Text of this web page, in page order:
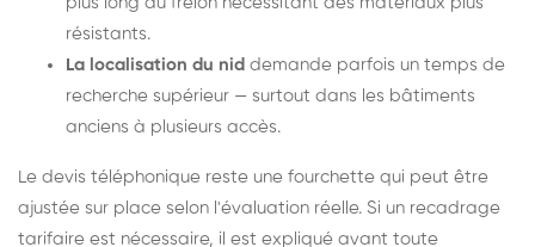
résistants.
La localisation du nid demande parfois un temps de
recherche supérieur — surtout dans les bâtiments
anciens à plusieurs accès.
Le devis téléphonique reste une fourchette qui peut être
ajustée sur place selon l'évaluation réelle. Si un recadrage
tarifaire est nécessaire, il est expliqué avant toute